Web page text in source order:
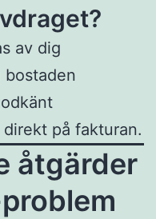
av dig
bostaden
på fakturan.
åtgärder